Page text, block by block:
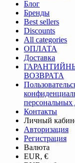
Блог
Бренды
Best sellers
Discounts
All categories
ОПЛАТА
Доставка
ВОЗВРАТА
Контакты
Личный
Авторизация
Регистрация
Валюта
EUR, €